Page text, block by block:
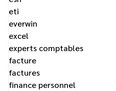
eti
everwin
excel
experts comptables
facture
factures
finance personnel